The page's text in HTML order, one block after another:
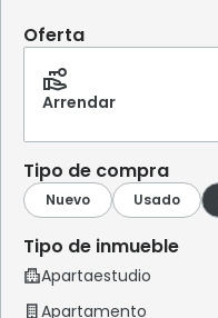
Oferta
Arrendar
Tipo de compra
Tipo de inmueble